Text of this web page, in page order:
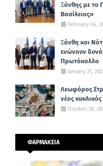
Ξάνθης με το
Βασίλειος»
February 04,
Ξάνθη και
ενώνουν
Πρωτόκολλο
January 31,
Λεωφόρος
νέος
October 26,
ΦΑΡΜΑΚΕΙΑ